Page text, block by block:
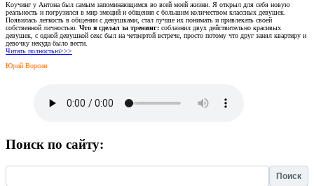
Коучинг у Антона был самым запоминающимся во всей моей жизни. Я открыл для себя новую
реальность и погрузился в мир эмоций и общения с большим количеством классных девушек.
Появилась легкость в общении с девушками, стал лучше их понимать и привлекать своей
собственной личностью. Что я сделал за тренинг: соблазнил двух действительно красивых
девушек, с одной девушкой секс был на четвертой встрече, просто потому что друг занял квартиру и
девочку некуда было вести.
Читать полностью>>>
Юрий Ворсин
Поиск по сайту: